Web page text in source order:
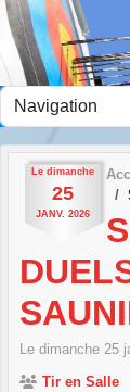
Le dimanche
25
JANV. 2026
Le dimanche 25
Tir en Salle
Panneau de